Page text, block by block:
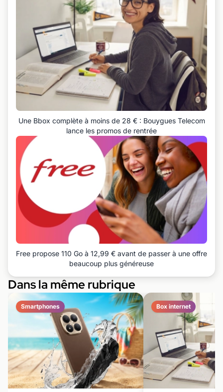
Une Bbox complète à moins de 28 € : Bouygues Telecom
lance les promos de rentrée
Free propose 110 Go à 12,99 € avant de passer à une offre
beaucoup plus généreuse
Dans la même rubrique
Smartphones Box internet